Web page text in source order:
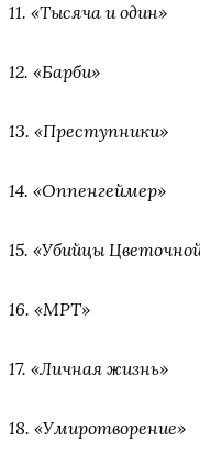
11. «Тысяча и один»
12. «Барби»
13. «Преступники»
14. «Оппенгеймер»
15. «Убийцы
16. «МРТ»
17. «Личная жизнь»
18. «Умиротворение»